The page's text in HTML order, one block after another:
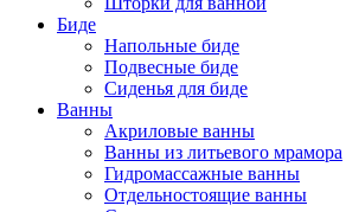
Биде
Напольные биде
Подвесные биде
Сиденья для биде
Ванны
Акриловые ванны
Ванны из литьевого мрамора
Гидромассажные ванны
Отдельностоящие ванны